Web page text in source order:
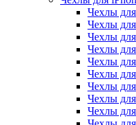
Чехлы
Чехлы
Чехлы
Чехлы
Чехлы
Чехлы
Чехлы
Чехлы
Чехлы